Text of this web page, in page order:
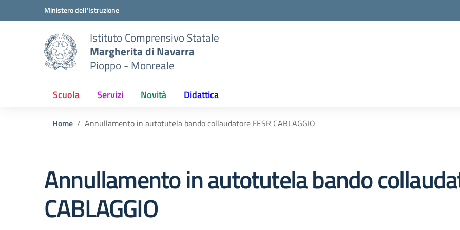
Vai ai contenuti
Vai al menu di navigazione
Ministero dell'Istruzione
Istituto Comprensivo Statale
Margherita di Navarra
Pioppo - Monreale
Scuola Servizi Novità Didattica
Home Annullamento in autotutela bando collaudatore FESR CABLAGGIO
Annullamento in autotutela bando
CABLAGGIO